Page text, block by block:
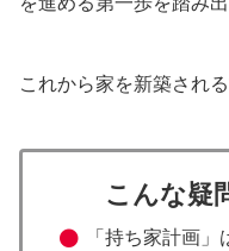
これから家を新築され
こんな疑
「持ち家計画